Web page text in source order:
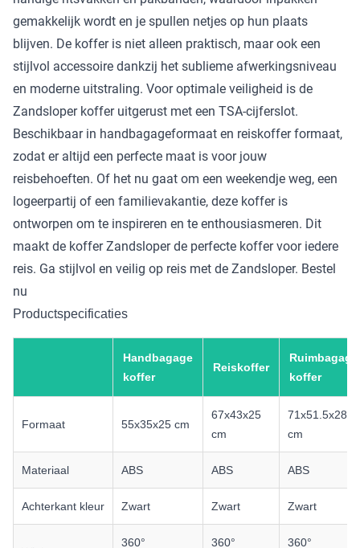
gemakkelijk wordt en je spullen netjes op hun plaats
blijven. De koffer is niet alleen praktisch, maar ook een
stijlvol accessoire dankzij het sublieme afwerkingsniveau
en moderne uitstraling. Voor optimale veiligheid is de
Zandsloper koffer uitgerust met een TSA-cijferslot.
Beschikbaar in handbagageformaat en reiskoffer formaat,
zodat er altijd een perfecte maat is voor jouw
reisbehoeften. Of het nu gaat om een weekendje weg, een
logeerpartij of een familievakantie, deze koffer is
ontworpen om te inspireren en te enthousiasmeren. Dit
maakt de koffer Zandsloper de perfecte koffer voor iedere
reis. Ga stijlvol en veilig op reis met de Zandsloper. Bestel
nu
Productspecificaties
Handbagage
koffer
Reiskoffer
Ruimbagage
koffer
Formaat 55x35x25 cm
67x43x25
cm
71x51.5x28
cm
Materiaal ABS ABS ABS
Achterkant kleur Zwart Zwart Zwart
360°
360°
360°